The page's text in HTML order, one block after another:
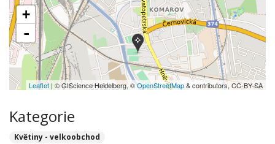
+
-
Leaflet | © GIScience Heidelberg, ©OpenStreetMap& contributors, CC-BY-SA
Kategorie
Květiny - velkoobchod